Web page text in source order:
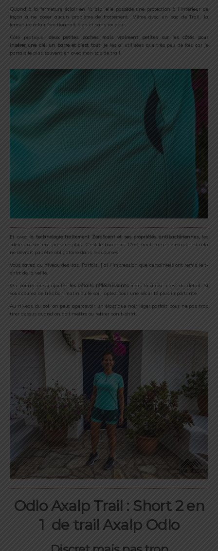
Quand à la fermeture éclair en ½ zip, elle possède une protection à l’intérieur de
façon à ne poser aucun problème de frottement. Même avec un sac de Trail, la
fermeture éclair fonctionnait bien et sans rougeur.
Côté pratique, deux petites poches mais vraiment petites sur les côtés pour
insérer une clé, un barre et c’est tout. Je les ai utilisées que très peu de fois car je
partais le plus souvent en avec mon sac de trail.
Et avec la technologie traitement ZeroScent et ses propriétés antibactériennes,les
odeurs n’existent presque plus. C’est le bonheur. C’est limite a se demander si cela
ne devrait pas être obligatoire dans les courses.
Vous savez au niveau des sas. Parfois, j’ai l’impression que certain(e)s ont remis le t-
shirt de la veille.
On pourra aussi ajouter les détails réfléchissantsmais là aussi, c’est du détail. Si
vous courez de très bon matin ou le soir, optez pour une sécurité plus importante.
Au niveau du col, on peut apercevoir un élastique noir léger parfait pour ne pas trop
tirer dessus quand on doit mettre ou retirer son t-shirt.
Odlo Axalp Trail : Short 2 en
1 de trail Axalp Odlo